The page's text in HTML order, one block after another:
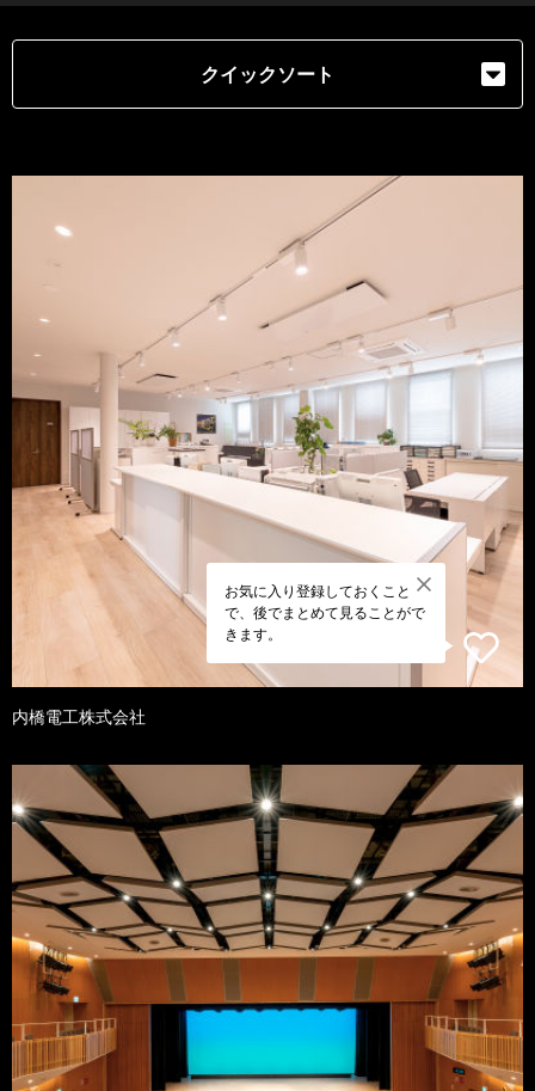
クイックソート
お気に入り登録しておくこと
で、後でまとめて見ることがで
きます。
内橋電工株式会社